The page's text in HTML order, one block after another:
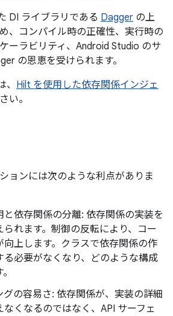
DI ライブラリである Dagger の上
、コンパイル時の正確性、実行時の
ーラビリティ、Android Studio のサ
の恩恵を受けられます。
Hilt を使用した依存関係インジェ
い。
ョンには次のような利点がありま
と依存関係の分離: 依存関係の実装を
れます。制御の反転により、コー
向上します。クラスで依存関係の作
る必要がなくなり、どのような構成
グの容易さ: 依存関係が、実装の詳細
くなるのではなく、API サーフェ